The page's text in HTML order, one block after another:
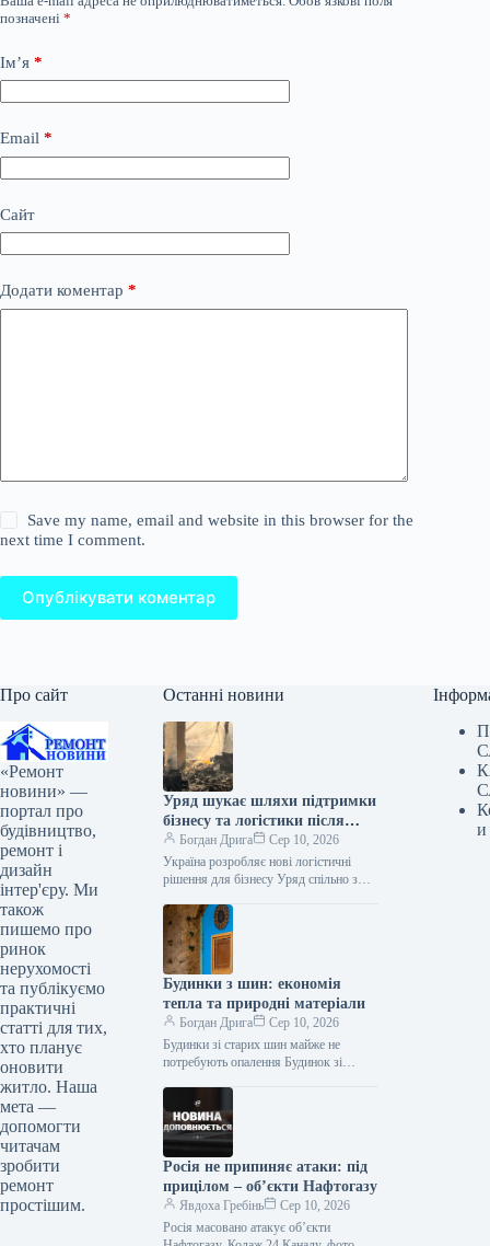
позначені *
Ім’я *
Email *
Сайт
Додати коментар *
Save my name, email and website in this browser for the
next time I comment.
Опублікувати коментар
Про сайт
«Ремонт
новини» —
портал про
будівництво,
ремонт і
дизайн
інтер'єру. Ми
також
пишемо про
ринок
нерухомості
та публікуємо
практичні
статті для тих,
хто планує
оновити
житло. Наша
мета —
допомогти
читачам
зробити
ремонт
простішим.
Останні новини
Уряд шукає шляхи підтримки
бізнесу та логістики після
атак на склади
Богдан Дрига
Сер 10, 2026
Україна розробляє нові логістичні
рішення для бізнесу Уряд спільно з
конкретними кроками для
забезпечення безперебійної роботи…
Будинки з шин: економія
тепла та природні матеріали
Богдан Дрига
Сер 10, 2026
Будинки зі старих шин майже не
потребують опалення Будинок зі
може не лише виглядати незвичайно,
…
Росія не припиняє атаки: під
прицілом – об’єкти Нафтогазу
Явдоха Гребінь
Сер 10, 2026
Росія масовано атакує об’єкти
и